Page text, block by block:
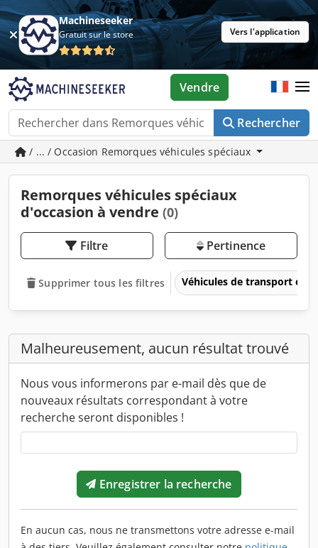
Machineseeker
Gratuit sur le store Vers l'application
Rechercher
Vendre
/ ... / Occasion Remorques véhicules spéciaux
Remorques véhicules spéciaux
d'occasion à vendre (0)
Filtre Pertinence
Supprimer tous les filtres Véhicules de transport et
Malheureusement, aucun résultat trouvé
Nous vous informerons par e-mail dès que de
nouveaux résultats correspondant à votre
recherche seront disponibles !
Enregistrer la recherche
En aucun cas, nous ne transmettons votre adresse e-mail